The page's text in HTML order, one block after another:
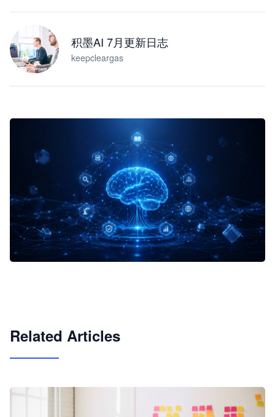
积墨AI 7月更新日志
keepcleargas
Related Articles